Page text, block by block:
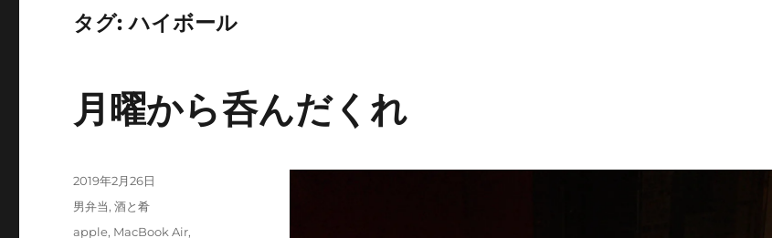
タグ:ハイボール
月曜から呑んだくれ
投
稿
2019年2月26日
カ
男弁当,酒と肴
タ
apple, MacBook Air,